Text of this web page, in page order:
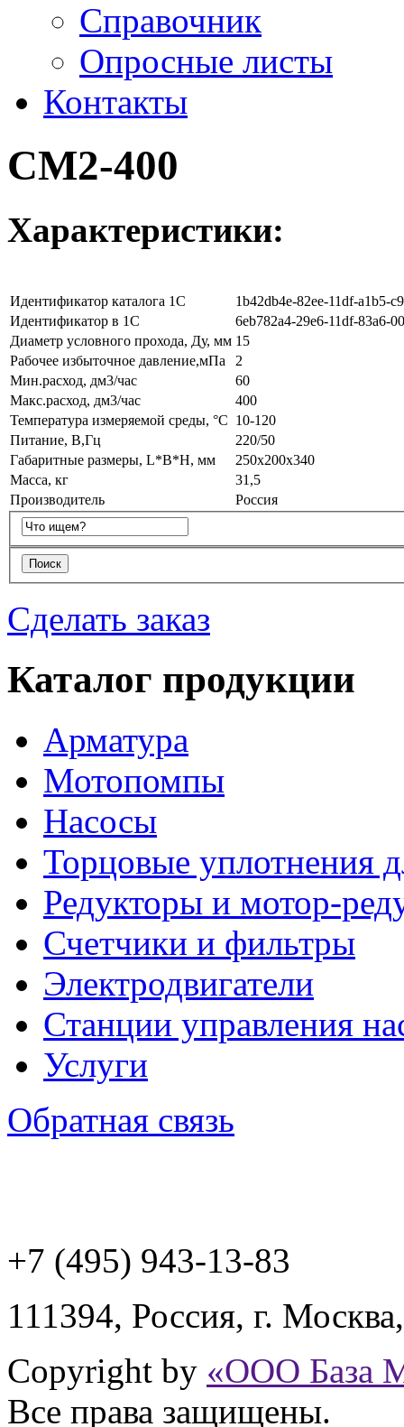
Справочник
Опросные листы
Контакты
СМ2-400
Характеристики:
Идентификатор каталога 1С
1b42db4e-82ee-11df-a1b5-
Идентификатор в 1С
6eb782a4-29e6-11df-83a6-
Диаметр условного прохода, Ду, мм 15
Рабочее избыточное давление,мПа
2
Мин.расход, дм3/час
60
Макс.расход, дм3/час
400
Температура измеряемой среды, °С 10-120
Питание, В,Гц
220/50
Габаритные размеры, L*B*H, мм
250х200х340
Масса, кг
31,5
Производитель
Россия
Сделать заказ
Каталог продукции
Арматура
Мотопомпы
Насосы
Торцовые уплотнения
Редукторы и мотор-
Счетчики и фильтры
Электродвигатели
Станции управления
Услуги
Обратная связь
+7 (495) 943-13-83
111394, Россия, г. Москва
Copyright by «ООО База
Все права защищены.